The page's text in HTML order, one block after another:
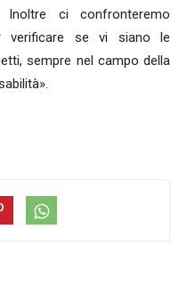
Inoltre ci confronteremo
verificare se vi siano le
sempre nel campo della